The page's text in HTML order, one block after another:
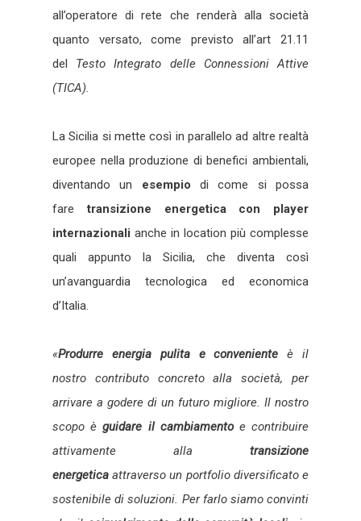
all’operatore di rete che renderà alla società
quanto versato, come previsto all’art 21.11
del Testo Integrato delle Connessioni Attive
(TICA).
La Sicilia si mette così in parallelo ad altre realtà
europee nella produzione di benefici ambientali,
diventando un esempio di come si possa
faretransizione energetica con player
internazionali anche in location più complesse
quali appunto la Sicilia, che diventa così
un’avanguardia tecnologica ed economica
d’Italia.
«Produrre energia pulita e conveniente è il
nostro contributo concreto alla società, per
arrivare a godere di un futuro migliore. Il nostro
scopo èguidare il cambiamentoe contribuire
attivamente alla transizione
energeticaattraverso un portfolio diversificato e
sostenibile di soluzioni. Per farlo siamo convinti